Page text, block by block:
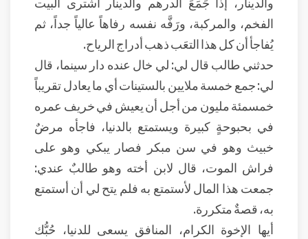
الفخم، والمركبة، ورَفَّه نفسه رفاهاً عالياً جداً، ثم
يُفاجأ أن كل هذا التعَب ذهب أدراج الرياح.
حدثني طالب قال لي: لي خال عنده دار سينما، قال
لي: جمع خمسة ملايين بالستينات أي ما يعادل تقريباً
خمسمئة مليون من أجل أن يعيش في خريف عمره
في بحبوحةٍ كبيرة ويستمتع بالدنيا، فاجأه مرضٌ
خبيث وهو في سن مبكر فصار يبكي وهو على
فراش الموت، قال لابن أخته وهو طالبٌ عندي:
جمعت هذا المال لأستمتع به فلم يتح لي أن أستمتع
به، قصةٌ متكررة.
أيها الإخوة الكرام، المنافق يسعى للدنيا، حُبُّك